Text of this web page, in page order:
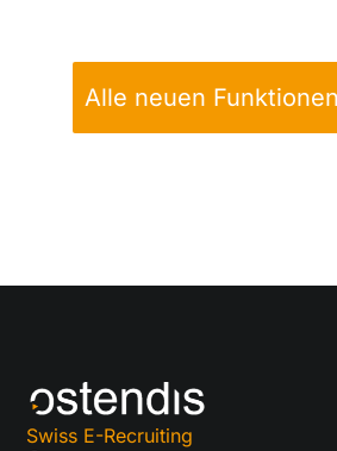
Alle neuen
Swiss E-Recruiting